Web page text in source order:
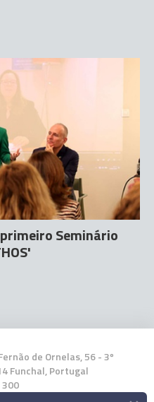
Seminário
de Ornelas, 56 - 3º
Funchal, Portugal
300